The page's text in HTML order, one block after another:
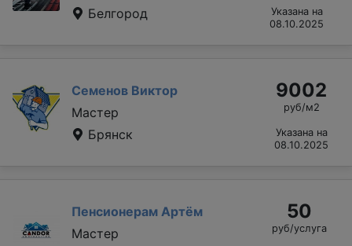
Белгород
Указана на
08.10.2025
Семенов Виктор
Мастер
Брянск
9002
руб/м2
Указана на
08.10.2025
Пенсионерам Артём
Мастер
50
руб/услуга